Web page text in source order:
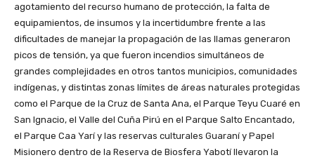
agotamiento del recurso humano de protección, la falta de
equipamientos, de insumos y la incertidumbre frente a las
dificultades de manejar la propagación de las llamas generaron
picos de tensión, ya que fueron incendios simultáneos de
grandes complejidades en otros tantos municipios, comunidades
indígenas, y distintas zonas límites de áreas naturales protegidas
como el Parque de la Cruz de Santa Ana, el Parque Teyu Cuaré en
San Ignacio, el Valle del Cuña Pirú en el Parque Salto Encantado,
el Parque Caa Yarí y las reservas culturales Guaraní y Papel
Misionero dentro de la Reserva de Biosfera Yabotí llevaron la